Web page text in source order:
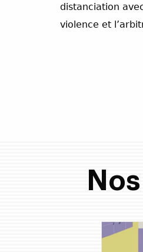
distanciation
violence et